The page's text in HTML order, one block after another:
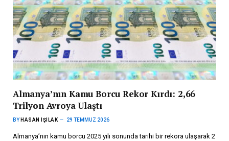
Almanya’nın Kamu Borcu Rekor Kırdı: 2,66
Trilyon Avroya Ulaştı
BY HASAN IŞILAK 29 TEMMUZ 2026
Almanya’nın kamu borcu 2025 yılı sonunda tarihi bir rekora ulaşarak 2